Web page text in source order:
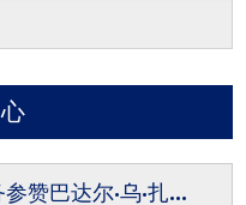
赞巴达尔·乌·扎...